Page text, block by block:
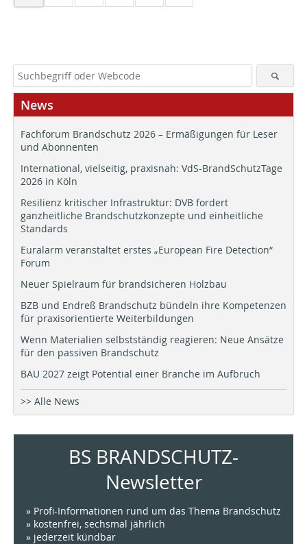
News
Fachforum Brandschutz 2026 – Ermäßigungen für Leser
und Abonnenten
International, vielseitig, praxisnah: VdS-BrandSchutzTage
2026 in Köln
Resilienz kritischer Infrastruktur: DVB fordert
ganzheitliche Brandschutzkonzepte und einheitliche
Standards
Euralarm veranstaltet erstes „European Fire Detection“
Forum
Neuer Spielraum für brandsicheren Holzbau
BZB und Endreß Brandschutz bündeln ihre Kompetenzen
für praxisorientierte Weiterbildungen
Wenn Materialien selbstständig reagieren: Neue Ansätze
für den passiven Brandschutz
BAU 2027 zeigt Potential einer Branche im Aufbruch
>> Alle News
BS BRANDSCHUTZ-
Newsletter
» Profi-Informationen rund um das Thema Brandschutz
» kostenfrei, sechsmal jährlich
» jederzeit kündbar